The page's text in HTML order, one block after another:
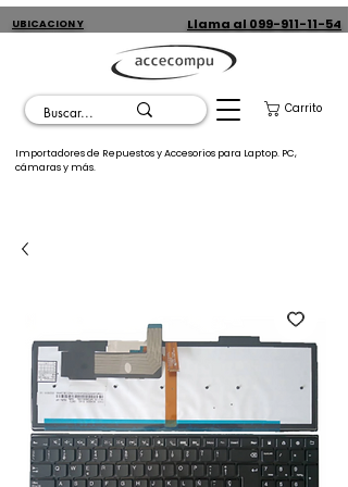
UBICACION Y
Llama al 099-911-11-54
Carrito
Importadores de Repuestos y Accesorios para Laptop. PC,
cámaras y más.